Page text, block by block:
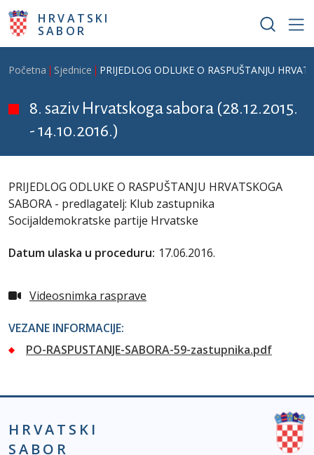
Skoči na glavni sadržaj
HRVATSKI
SABOR
Breadcrumb
Početna Sjednice PRIJEDLOG ODLUKE O RASPUŠTANJU
8. saziv Hrvatskoga sabora (28.12.2015.
- 14.10.2016.)
PRIJEDLOG ODLUKE O RASPUŠTANJU HRVATSKOGA
SABORA - predlagatelj: Klub zastupnika
Socijaldemokratske partije Hrvatske
Datum ulaska u proceduru: 17.06.2016.
Videosnimka rasprave
VEZANE INFORMACIJE:
PO-RASPUSTANJE-SABORA-59-zastupnika.pdf
HRVATSKI
SABOR